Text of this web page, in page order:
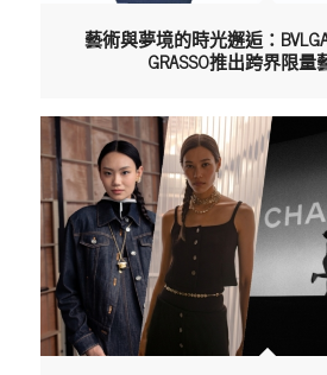
藝術與夢境的時光邂逅：
GRASSO推出跨界限量